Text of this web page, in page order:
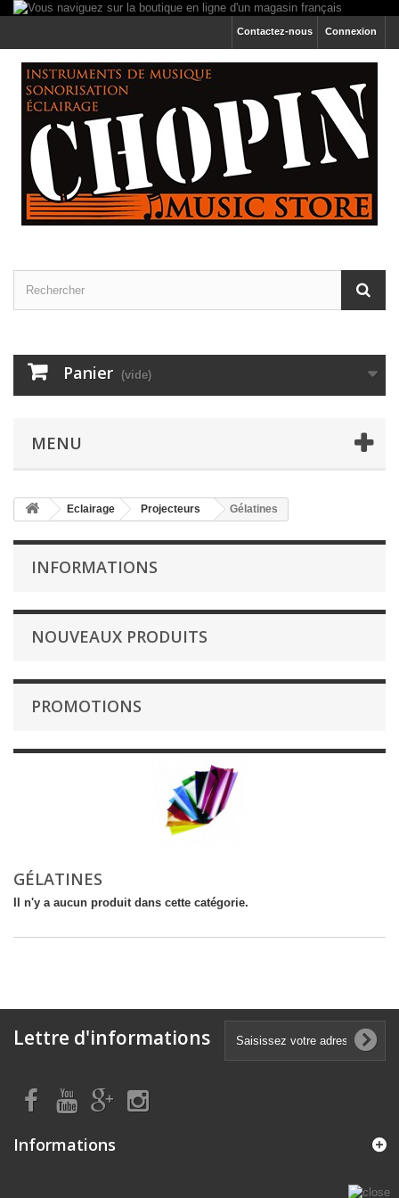
Connexion
Contactez-nous
Panier (vide)
MENU
Eclairage Projecteurs Gélatines
INFORMATIONS
NOUVEAUX PRODUITS
PROMOTIONS
GÉLATINES
Il n'y a aucun produit dans cette catégorie.
Lettre d'informations
Informations